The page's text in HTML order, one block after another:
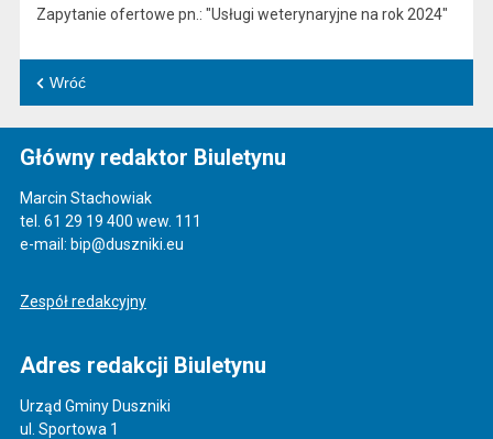
Zapytanie ofertowe pn.: "Usługi weterynaryjne na rok 2024"
Wróć
Główny redaktor Biuletynu
Marcin Stachowiak
tel. 61 29 19 400 wew. 111
e-mail: bip@duszniki.eu
Zespół redakcyjny
Adres redakcji Biuletynu
Urząd Gminy Duszniki
ul. Sportowa 1